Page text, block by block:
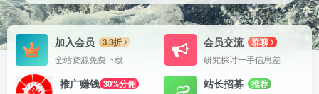
加入会员
3.3折
全站资源免费下载
会员交流
群聊
研究探讨一手信息差
推广赚钱 30%分佣
站长招募
推荐